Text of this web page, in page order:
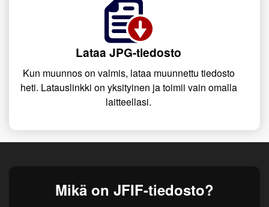
Lataa JPG-tiedosto
Kun muunnos on valmis, lataa muunnettu tiedosto
heti. Latauslinkki on yksityinen ja toimii vain omalla
laitteellasi.
Mikä on JFIF-tiedosto?